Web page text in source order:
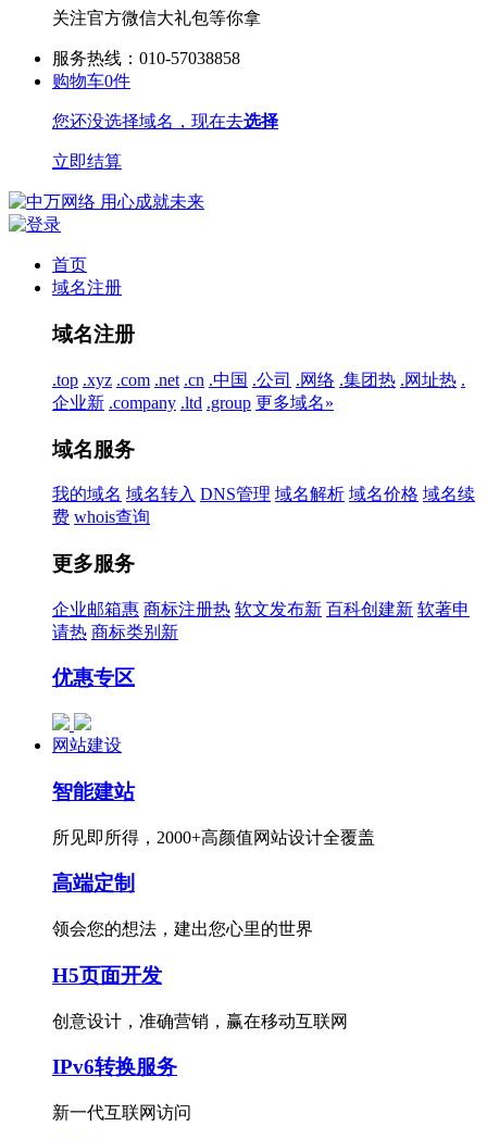
关注官方微信大礼包等你拿
服务热线：010-57038858
购物车0件
您还没选择域名，现在去选择
立即结算
首页
域名注册
域名注册
.top .xyz .com .net .cn .中国 .公司 .网络 .集团热 .网址热 .
企业新 .company .ltd .group 更多域名»
域名服务
我的域名 域名转入 DNS管理 域名解析 域名价格 域名续
费 whois查询
更多服务
企业邮箱惠 商标注册热 软文发布新 百科创建新 软著申
请热 商标类别 新
优惠专区
网站建设
智能建站
所见即所得，2000+高颜值网站设计全覆盖
高端定制
领会您的想法，建出您心里的世界
H5页面开发
创意设计，准确营销，赢在移动互联网
IPv6转换服务
新一代互联网访问